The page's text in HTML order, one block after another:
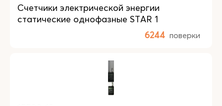
Счетчики электрической энергии
статические однофазные STAR 1
6244 поверки